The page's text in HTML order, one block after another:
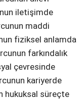
iletişimde
maddi
fiziksel anlamda
farkındalık
çevresinde
kariyerde
hukuksal süreçte